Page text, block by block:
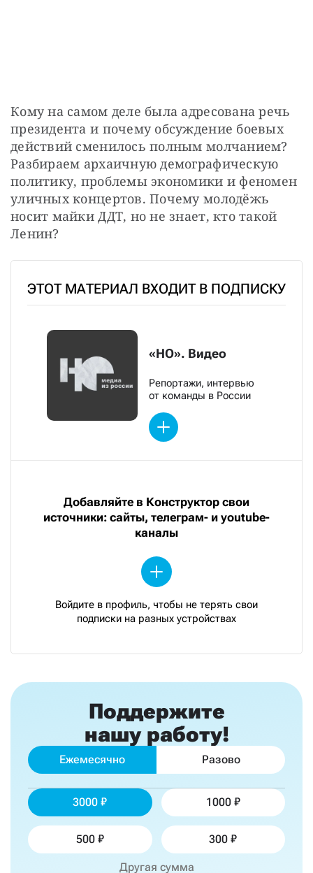
Кому на самом деле была адресована речь
президента и почему обсуждение боевых
действий сменилось полным молчанием?
Разбираем архаичную демографическую
политику, проблемы экономики и феномен
уличных концертов. Почему молодёжь
носит майки ДДТ, но не знает, кто такой
Ленин?
ЭТОТ МАТЕРИАЛ ВХОДИТ В ПОДПИСКУ
«НО». Видео
Репортажи, интервью
от команды в России
Добавляйте в Конструктор свои
источники: сайты, телеграм- и youtube-
каналы
Войдите в профиль, чтобы не терять свои
подписки на разных устройствах
Поддержите
нашу работу!
Ежемесячно Разово
3000 1000
500 300